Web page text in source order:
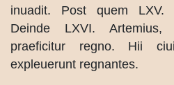
inuadit. Post quem LXV.
Deinde LXVI.
praeficitur regno. Hii
expleuerunt regnantes.